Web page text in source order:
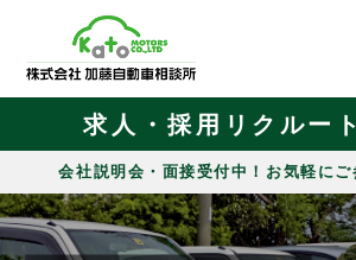
求人・採用リクルー
会社説明会・面接受付中！お気軽にご